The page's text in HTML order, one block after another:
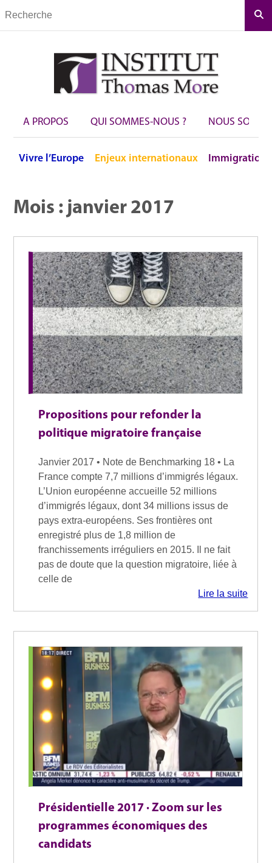
A PROPOS QUI SOMMES-NOUS ? NOUS
Vivre l’Europe Enjeux internationaux Immigration
Mois : janvier 2017
Propositions pour refonder la
politique migratoire française
Janvier 2017 • Note de Benchmarking 18 • La
France compte 7,7 millions d’immigrés légaux.
L’Union européenne accueille 52 millions
d’immigrés légaux, dont 34 millions issus de
pays extra-européens. Ses frontières ont
enregistré plus de 1,8 million de
franchissements irréguliers en 2015. Il ne fait
pas de doute que la question migratoire, liée à
celle de
Lire la suite
Présidentielle 2017 · Zoom sur les
programmes économiques des
candidats